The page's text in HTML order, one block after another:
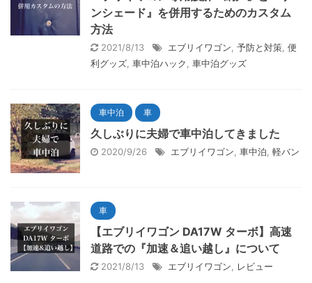
ンシェード』を併用するためのカスタム
方法
2021/8/13 エブリイワゴン 予防と対策 便
利グッズ 車中泊ハック 車中泊グッズ
車中泊 車
久しぶりに夫婦で車中泊してきました
2020/9/26 エブリイワゴン 車中泊 軽バン
車
【エブリイワゴン DA17W ターボ】高速
道路での『加速＆追い越し』について
2021/8/13 エブリイワゴン レビュー